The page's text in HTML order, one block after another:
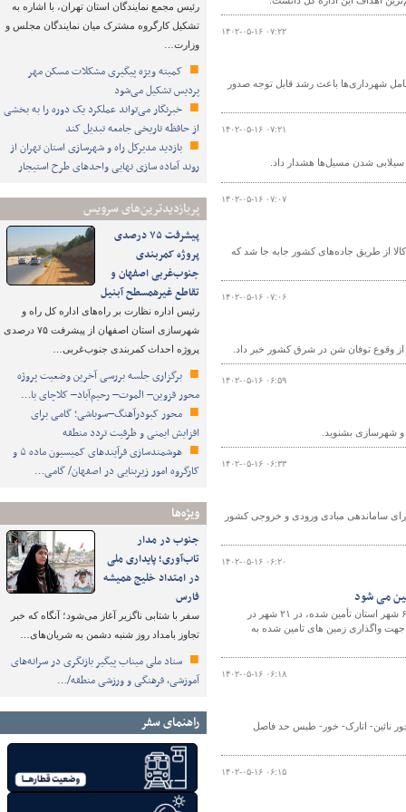
رئیس مجمع نمایندگان استان تهران، با اشاره به
تشکیل کارگروه مشترک میان نمایندگان مجلس و
وزارت…
کمیته ویژه پیگیری مشکلات مسکن مهر
پردیس تشکیل می‌شود
خبرنگار می‌تواند عملکرد یک دوره را به بخشی
از حافظه تاریخی جامعه تبدیل کند
بازدید مدیرکل راه و شهرسازی استان تهران از
روند آماده سازی نهایی واحدهای طرح استیجار
پربازدیدترین‌های سرویس
پیشرفت ۷۵ درصدی
پروژه کمربندی
جنوب‌غربی اصفهان و
تقاطع غیرهمسطح آبنیل
رئیس اداره نظارت بر راه‌های اداره کل راه و
شهرسازی استان اصفهان از پیشرفت ۷۵ درصدی
پروژه احداث کمربندی جنوب‌غربی…
برگزاری جلسه بررسی آخرین وضعیت پروژه
محور قزوین– الموت– رحیم‌آباد– کلاچای با…
محور کبودرآهنگ–سوباشی؛ گامی برای
افزایش ایمنی و ظرفیت تردد منطقه
هوشمندسازی فرآیندهای کمیسیون ماده ۵ و
کارگروه امور زیربنایی در اصفهان/ گامی…
ویژه‌ها
جنوب در مدار
تاب‌آوری؛ پایداری ملی
در امتداد خلیج همیشه
فارس
سفر با شتابی ناگزیر آغاز می‌شود؛ آنگاه که خبر
تجاوز بامداد روز شنبه دشمن به شریان‌های…
ستاد ملی میناب پیگیر بازنگری در سرانه‌های
آموزشی، فرهنگی و ورزشی منطقه/…
راهنمای سفر
۱۴۰۲-۰۵-۱۶ ۰۷:۲۲
شهرداری‌ها باعث رشد قابل توجه صدور
۱۴۰۲-۰۵-۱۶ ۰۷:۲۱
سیلابی شدن مسیل‌ها هشدار داد.
۱۴۰۲-۰۵-۱۶ ۰۷:۰۷
در چهار ماهه ابتدایی سال جاری بالغ بر ۱۸۳ میلیون تن کالا از طریق جاده‌های کشور جابه جا شد که
۱۴۰۲-۰۵-۱۶ ۰۷:۰۶
وقوع توفان شن در شرق کشور خبر داد.
۱۴۰۲-۰۵-۱۶ ۰۶:۵۹
و شهرسازی بشنوید.
۱۴۰۲-۰۵-۱۶ ۰۶:۳۳
ساماندهی مبادی ورودی و خروجی کشور
۱۴۰۲-۰۵-۱۶ ۰۶:۲۰
می شود
مدیر کل راه و شهرسازی خراسان رضوی گفت: زمین برای طرح نهضت ملی مسکن در ۶۹ شهر استان تأمین شده، در ۲۱ شهر در
جهت واگذاری زمین های تامین شده به
۱۴۰۲-۰۵-۱۶ ۰۶:۱۸
و شهرسازی استان اصفهان گفت: ۳۰ کیلومتر از محور نائین- انارک- خور- طبس حد فاصل
۱۴۰۲-۰۵-۱۶ ۰۶:۱۵